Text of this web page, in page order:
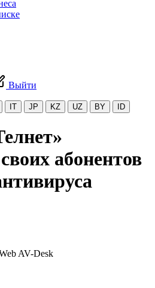
Выйти
IT JP KZ UZ BY ID
абонентов
AV-Desk